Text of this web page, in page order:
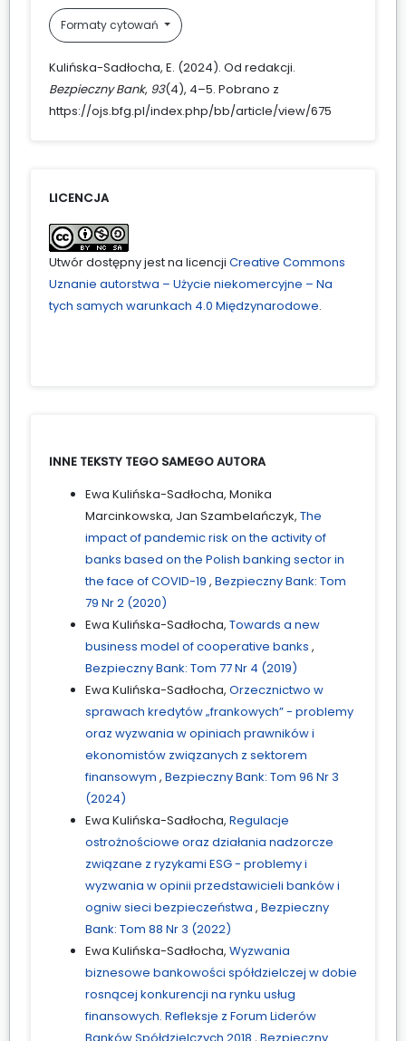
Formaty cytowań
Kulińska-Sadłocha, E. (2024). Od redakcji.
Bezpieczny Bank, 93(4), 4–5. Pobrano z
https://ojs.bfg.pl/index.php/bb/article/view/675
LICENCJA
Utwór dostępny jest na licencji Creative Commons
Uznanie autorstwa – Użycie niekomercyjne – Na
tych samych warunkach 4.0 Międzynarodowe.
INNE TEKSTY TEGO SAMEGO AUTORA
Ewa Kulińska-Sadłocha, Monika
Marcinkowska, Jan Szambelańczyk, The
impact of pandemic risk on the activity of
banks based on the Polish banking sector in
the face of COVID-19 , Bezpieczny Bank: Tom
79 Nr 2 (2020)
Ewa Kulińska-Sadłocha, Towards a new
business model of cooperative banks ,
Bezpieczny Bank: Tom 77 Nr 4 (2019)
Ewa Kulińska-Sadłocha, Orzecznictwo w
sprawach kredytów „frankowych” - problemy
oraz wyzwania w opiniach prawników i
ekonomistów związanych z sektorem
finansowym , Bezpieczny Bank: Tom 96 Nr 3
(2024)
Ewa Kulińska-Sadłocha, Regulacje
ostrożnościowe oraz działania nadzorcze
związane z ryzykami ESG - problemy i
wyzwania w opinii przedstawicieli banków i
ogniw sieci bezpieczeństwa , Bezpieczny
Bank: Tom 88 Nr 3 (2022)
Ewa Kulińska-Sadłocha, Wyzwania
biznesowe bankowości spółdzielczej w dobie
rosnącej konkurencji na rynku usług
finansowych. Refleksje z Forum Liderów